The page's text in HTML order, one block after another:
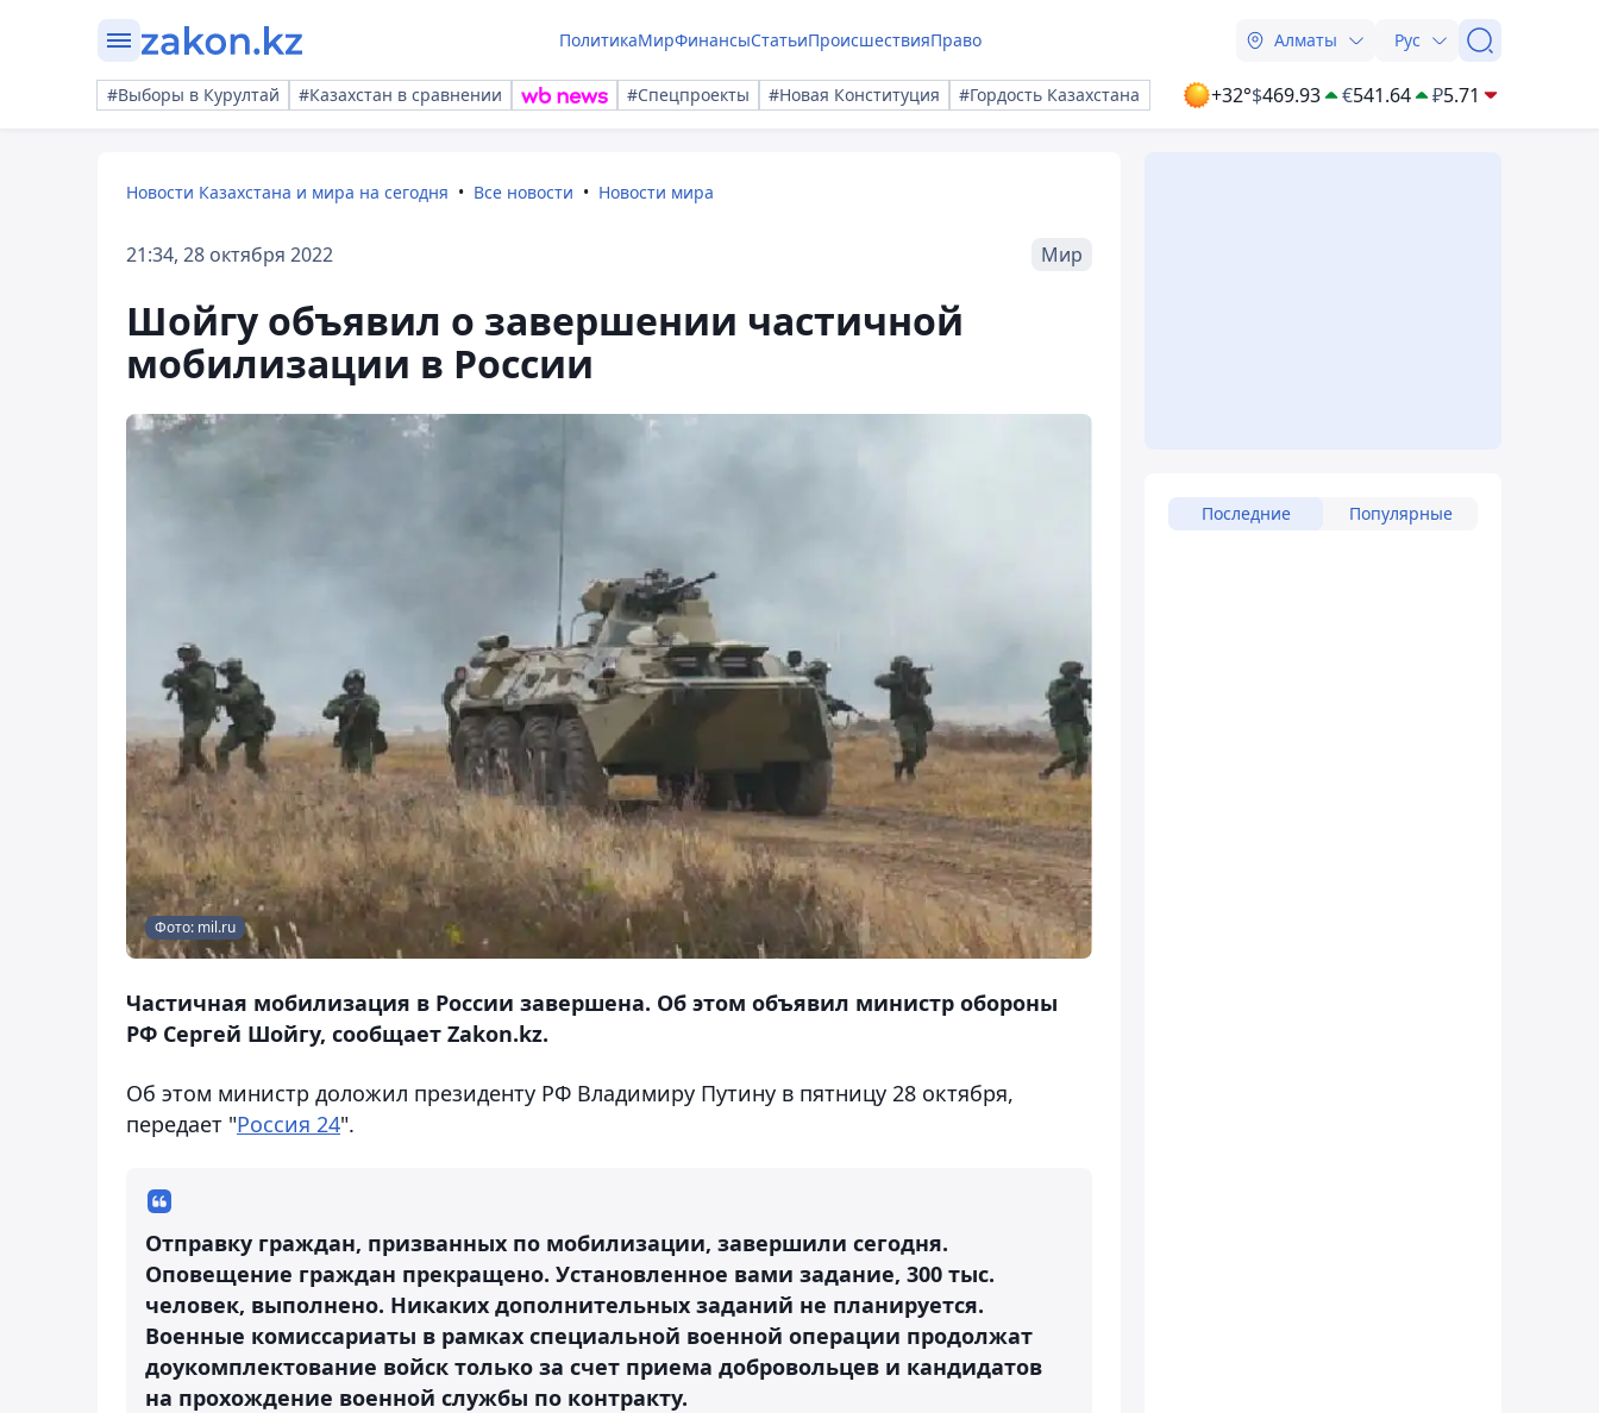
ПолитикаМирФинансыСтатьиПроисшествияПраво Алматы Рус
#Выборы в Курултай #Казахстан в сравнении #Спецпроекты #Новая Конституция #Гордость Казахстана +32°$469.93 €541.64 ₽5.71
Новости Казахстана и мира на сегодня Все новости Новости мира
21:34, 28 октября 2022 Мир
Шойгу объявил о завершении частичной
мобилизации в России
Фото: mil.ru
Частичная мобилизация в России завершена. Об этом объявил министр обороны
РФ Сергей Шойгу, сообщает Zakon.kz.
Об этом министр доложил президенту РФ Владимиру Путину в пятницу 28 октября,
передает "Россия 24".
Отправку граждан, призванных по мобилизации, завершили сегодня.
Оповещение граждан прекращено. Установленное вами задание, 300 тыс.
человек, выполнено. Никаких дополнительных заданий не планируется.
Военные комиссариаты в рамках специальной военной операции продолжат
доукомплектование войск только за счет приема добровольцев и кандидатов
на прохождение военной службы по контракту.
Последние Популярные